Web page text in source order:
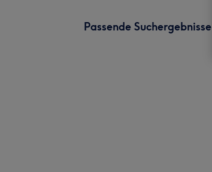
Passende Suchergebnisse